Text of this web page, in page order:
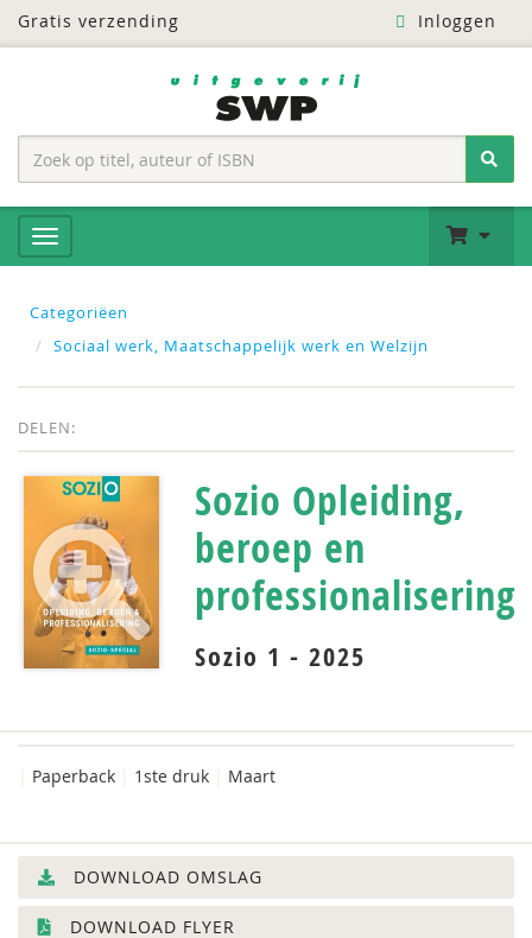
Gratis verzending Inloggen
Categoriëen
Sociaal werk, Maatschappelijk werk en Welzijn
DELEN:
Sozio Opleiding,
beroep en
professionalisering
Sozio 1 - 2025
Paperback 1ste druk Maart
DOWNLOAD OMSLAG
DOWNLOAD FLYER